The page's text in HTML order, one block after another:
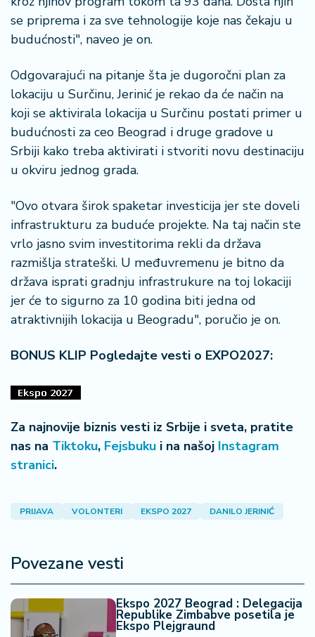
se priprema i za sve tehnologije koje nas čekaju u
budućnosti", naveo je on.
Odgovarajući na pitanje šta je dugoročni plan za
lokaciju u Surčinu, Jerinić je rekao da će način na
koji se aktivirala lokacija u Surčinu postati primer u
budućnosti za ceo Beograd i druge gradove u
Srbiji kako treba aktivirati i stvoriti novu destinaciju
u okviru jednog grada.
"Ovo otvara širok spaketar investicija jer ste doveli
infrastrukturu za buduće projekte. Na taj način ste
vrlo jasno svim investitorima rekli da država
razmišlja strateški. U međuvremenu je bitno da
država isprati gradnju infrastrukure na toj lokaciji
jer će to sigurno za 10 godina biti jedna od
atraktivnijih lokacija u Beogradu", poručio je on.
BONUS KLIP Pogledajte vesti o EXPO2027:
Za najnovije biznis vesti iz Srbije i sveta, pratite
nas na Tiktoku, Fejsbuku i na našoj Instagram
stranici.
PRIJAVA VOLONTERI EKSPO 2027 DANILO JERINIĆ
Povezane vesti
Ekspo 2027 Beograd : Delegacija
Republike Zimbabve posetila je
Ekspo Plejgraund